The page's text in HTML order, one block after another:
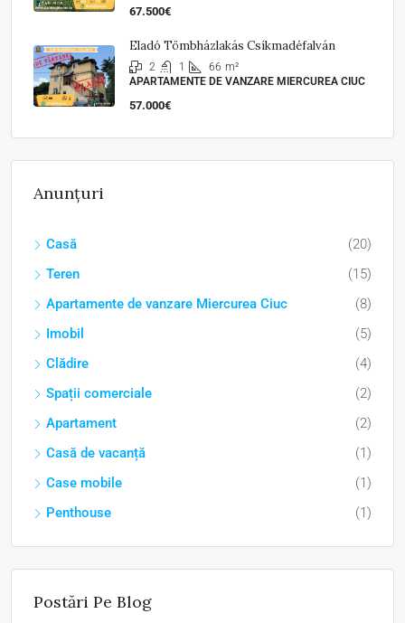
67.500€
Eladó Tömbházlakás Csíkmadéfalván
2 1 66 m²
APARTAMENTE DE VANZARE MIERCUREA CIUC
57.000€
Anunțuri
Casă
(20)
Teren
(15)
Apartamente de vanzare Miercurea Ciuc
(8)
Imobil
(5)
Clădire
(4)
Spații comerciale
(2)
Apartament
(2)
Casă de vacanță
(1)
Case mobile
(1)
Penthouse
(1)
Postări Pe Blog